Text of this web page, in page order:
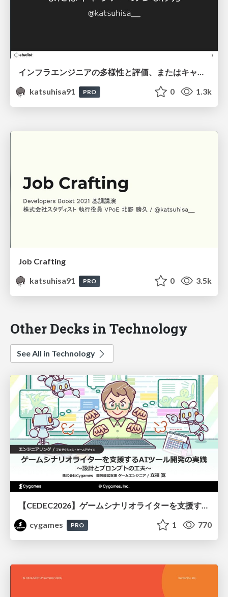
インフラエンジニアの多様性と評価、またはキャリアへのつなげ方
katsuhisa91
PRO 0 1.3k
Job Crafting
katsuhisa91
PRO 0 3.5k
Other Decks in Technology
See All in Technology
cygames
PRO 1 770